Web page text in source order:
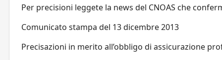
Per precisioni leggete la news del CNOAS che
Comunicato stampa del 13 dicembre 2013
Precisazioni in merito all’obbligo di assicurazione